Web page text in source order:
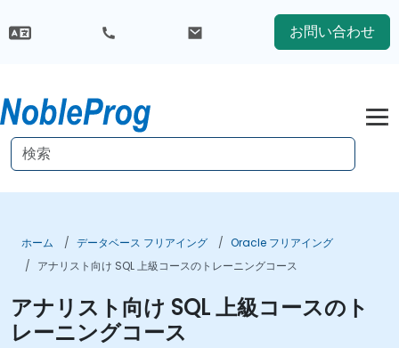
お問い合わせ
ホーム データベース フリアイング
Oracle フリアイング
アナリスト向け SQL 上級コースのトレーニングコース
アナリスト向け SQL 上級コースのト
レーニングコース